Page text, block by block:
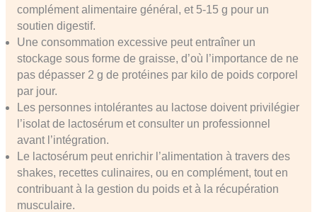
complément alimentaire général, et 5-15 g pour un
soutien digestif.
Une consommation excessive peut entraîner un
stockage sous forme de graisse, d’où l’importance de ne
pas dépasser 2 g de protéines par kilo de poids corporel
par jour.
Les personnes intolérantes au lactose doivent privilégier
l’isolat de lactosérum et consulter un professionnel
avant l’intégration.
Le lactosérum peut enrichir l’alimentation à travers des
shakes, recettes culinaires, ou en complément, tout en
contribuant à la gestion du poids et à la récupération
musculaire.